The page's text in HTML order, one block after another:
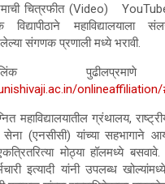
चित्रफीत (Video)
महाविद्यालयाला
संगणक प्रणाली मध्ये भरावी.
महाविद्यालयातील ग्रंथालय,
(एनसीसी) यांच्या सहभागाने
मोठ्या हॉलमध्ये बसवावे.
इत्यादी यांनी उपलब्ध